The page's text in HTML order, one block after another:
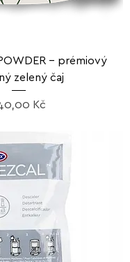
– prémiový
zelený čaj
Kč